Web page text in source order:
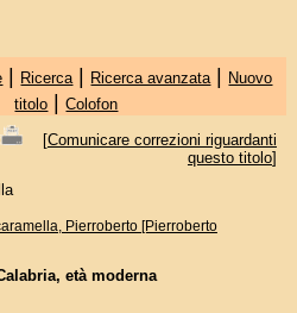
| Ricerca | Ricerca avanzata | Nuovo
titolo |Colofon
[Comunicare correzioni riguardanti
questo titolo]
Pierroberto [Pierroberto
età moderna